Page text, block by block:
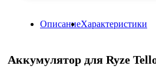
ОписаниеХарактеристики
Аккумулятор для Ryze